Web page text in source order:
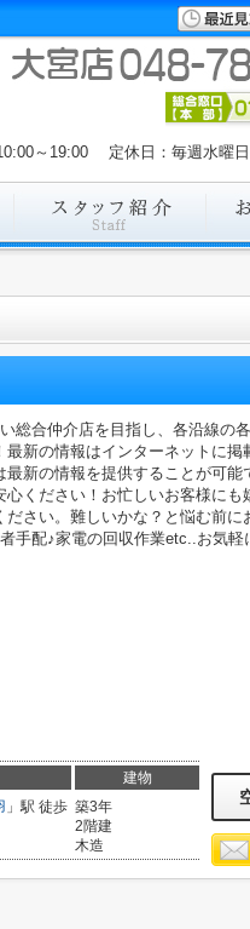
～19:00 定休日：毎週水曜
総合仲介店を目指し、各沿線の
新の情報はインターネットに掲
新の情報を提供することが可
ください！お忙しいお客様にも
さい。難しいかな？と悩む前に
手配♪家電の回収作業etc..お気
建物
」駅 徒歩 築3年
2階建
木造